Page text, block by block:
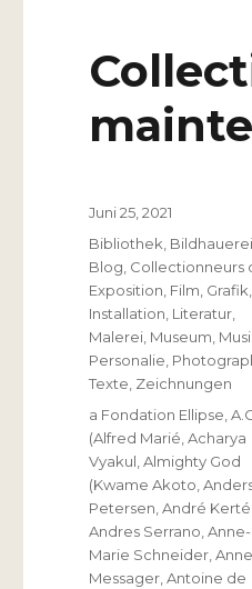
Veröffentlicht
am
Juni 25, 2021
Kategorien
Bibliothek Bildhauerei
Blog Collectionneurs
Exposition Film Grafik
Installation Literatur
Malerei Museum
Personalie
Texte Zeichnungen
Schlagwörter
a Fondation Ellipse ,
(Alfred Marié ,Acharya
Vyakul ,Almighty God
(Kwame Akoto ,
Petersen ,André
Andres Serrano ,Anne-
Marie Schneider ,
Messager ,Antoine de